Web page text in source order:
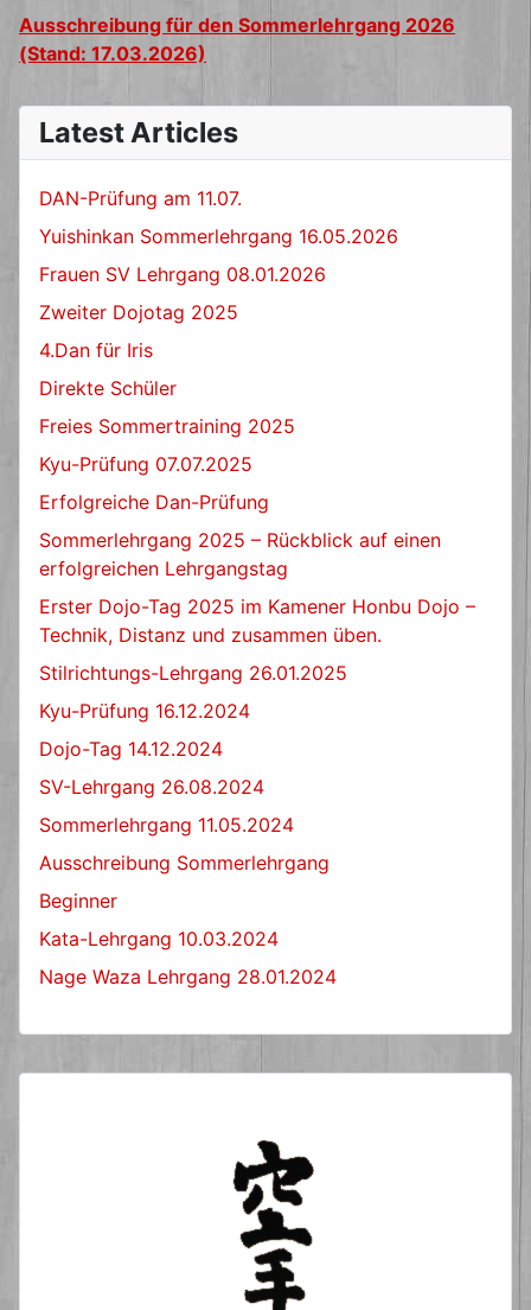
Ausschreibung für den Sommerlehrgang 2026
(Stand: 17.03.2026)
Latest Articles
DAN-Prüfung am 11.07.
Yuishinkan Sommerlehrgang 16.05.2026
Frauen SV Lehrgang 08.01.2026
Zweiter Dojotag 2025
4.Dan für Iris
Direkte Schüler
Freies Sommertraining 2025
Kyu-Prüfung 07.07.2025
Erfolgreiche Dan-Prüfung
Sommerlehrgang 2025 – Rückblick auf einen
erfolgreichen Lehrgangstag
Erster Dojo-Tag 2025 im Kamener Honbu Dojo –
Technik, Distanz und zusammen üben.
Stilrichtungs-Lehrgang 26.01.2025
Kyu-Prüfung 16.12.2024
Dojo-Tag 14.12.2024
SV-Lehrgang 26.08.2024
Sommerlehrgang 11.05.2024
Ausschreibung Sommerlehrgang
Beginner
Kata-Lehrgang 10.03.2024
Nage Waza Lehrgang 28.01.2024